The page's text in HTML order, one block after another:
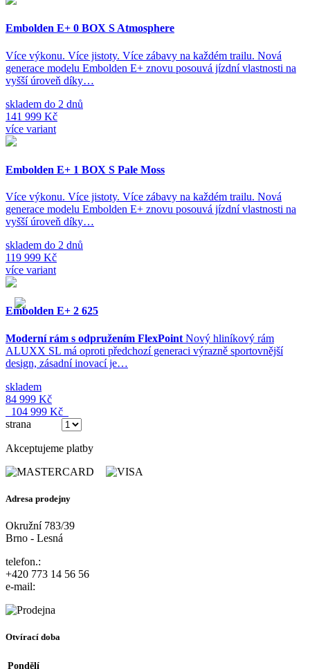
Embolden E+ 0 BOX S Atmosphere
Více výkonu. Více jistoty. Více zábavy na každém trailu. Nová
generace modelu Embolden E+ znovu posouvá jízdní vlastnosti na
vyšší úroveň díky…
skladem do 2 dnů
141 999 Kč
více variant
Embolden E+ 1 BOX S Pale Moss
Více výkonu. Více jistoty. Více zábavy na každém trailu. Nová
generace modelu Embolden E+ znovu posouvá jízdní vlastnosti na
vyšší úroveň díky…
skladem do 2 dnů
119 999 Kč
více variant
Embolden E+ 2 625
Moderní rám s odpružením FlexPoint Nový hliníkový rám
ALUXX SL má oproti předchozí generaci výrazně sportovnější
design, zásadní inovací je…
skladem
84 999 Kč
104 999 Kč
strana
Akceptujeme platby
Adresa prodejny
Okružní 783/39
Brno - Lesná
telefon.:
+420 773 14 56 56
e-mail:
Otvírací doba
Pondělí